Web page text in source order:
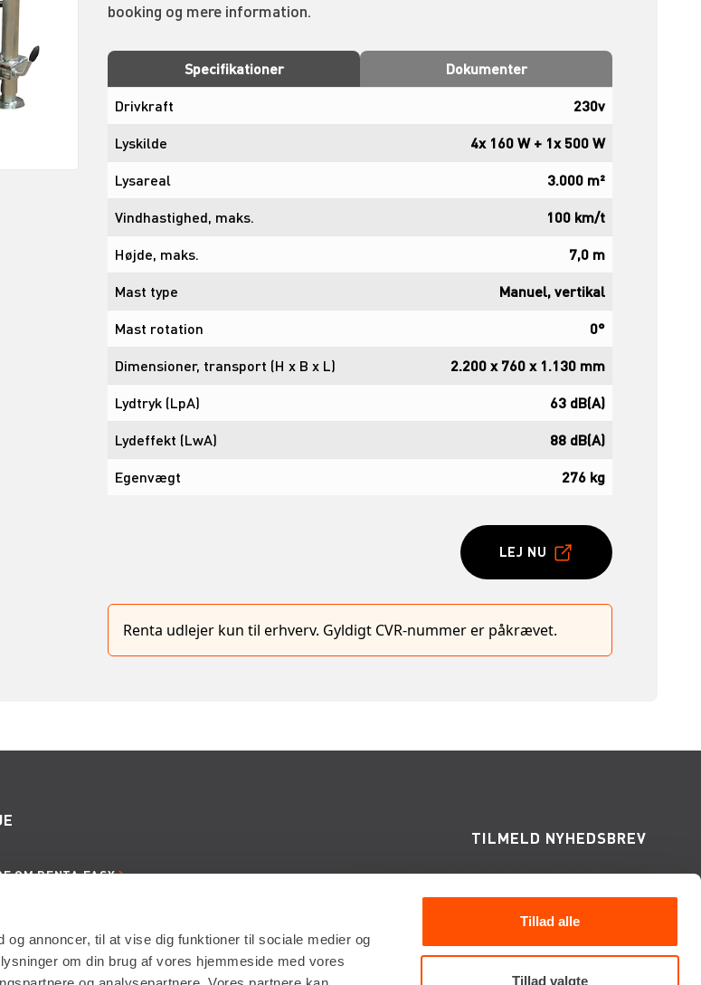
annoncer, til at vise dig funktioner til sociale medier og
om din brug af vores hjemmeside med vores
Tillad alle
Tillad valgte
booking og mere information.
Specifikationer
Dokumenter
Drivkraft
230v
Lyskilde
4x 160 W + 1x 500 W
Lysareal
3.000 m²
Vindhastighed, maks.
100 km/t
Højde, maks.
7,0 m
Mast type
Manuel, vertikal
Mast rotation
0°
Dimensioner, transport (H x B x L)
2.200 x 760 x 1.130 mm
Lydtryk (LpA)
63 dB(A)
Lydeffekt (LwA)
88 dB(A)
Egenvægt
276 kg
LEJ NU
Renta udlejer kun til erhverv. Gyldigt CVR-nummer er påkrævet.
OM RENTA EASY
TILMELD NYHEDSBREV